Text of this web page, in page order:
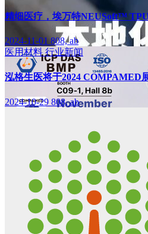
精细医疗，埃万特NEUSoft™
2024-11-01808, ab
医用材料行业新闻
泓格生医将于2024 COMPAMED
2024-10-29 808, ab